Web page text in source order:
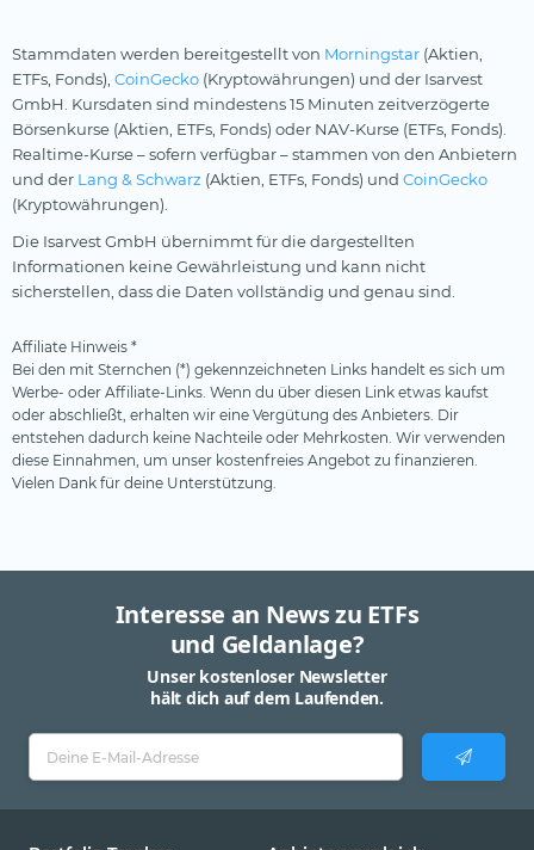
Stammdaten werden bereitgestellt von Morningstar (Aktien,
ETFs, Fonds), CoinGecko (Kryptowährungen) und der Isarvest
GmbH. Kursdaten sind mindestens 15 Minuten zeitverzögerte
Börsenkurse (Aktien, ETFs, Fonds) oder NAV-Kurse (ETFs, Fonds).
Realtime-Kurse – sofern verfügbar – stammen von den Anbietern
und der Lang & Schwarz (Aktien, ETFs, Fonds) und CoinGecko
(Kryptowährungen).
Die Isarvest GmbH übernimmt für die dargestellten
Informationen keine Gewährleistung und kann nicht
sicherstellen, dass die Daten vollständig und genau sind.
Affiliate Hinweis *
Bei den mit Sternchen (*) gekennzeichneten Links handelt es sich um
Werbe- oder Affiliate-Links. Wenn du über diesen Link etwas kaufst
oder abschließt, erhalten wir eine Vergütung des Anbieters. Dir
entstehen dadurch keine Nachteile oder Mehrkosten. Wir verwenden
diese Einnahmen, um unser kostenfreies Angebot zu finanzieren.
Vielen Dank für deine Unterstützung.
Interesse an News zu ETFs
und Geldanlage?
Unser kostenloser Newsletter
hält dich auf dem Laufenden.